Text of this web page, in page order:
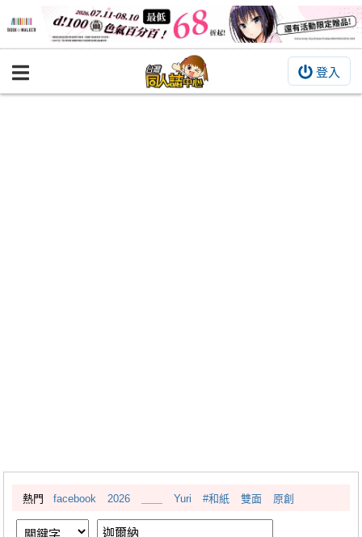
登入
BOOKY書集倉庫
繪圖藝廊
交流中心
攤位轉讓區
熱門 facebook 2026 Yuri #和紙 雙面 原創